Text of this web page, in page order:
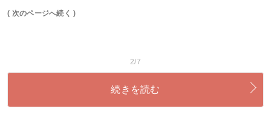
( 次のページへ続く )
2/7
続きを読む